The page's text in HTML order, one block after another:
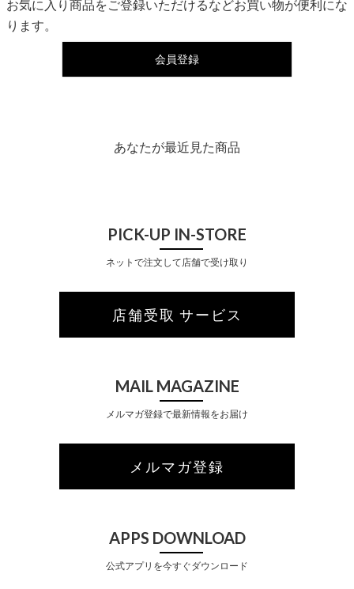
お気に入り商品をご登録いただけるなどお買い物が便利にな
ります。
会員登録
あなたが最近見た商品
PICK-UP IN-STORE
ネットで注文して店舗で受け取り
店舗受取 サービス
MAIL MAGAZINE
メルマガ登録で最新情報をお届け
メルマガ登録
APPS DOWNLOAD
公式アプリを今すぐダウンロード